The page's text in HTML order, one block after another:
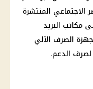
الاجتماعي المنتشرة
مكاتب البريد
الصرف الآلي